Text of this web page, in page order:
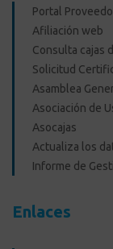
Portal
Afiliación web
Consulta cajas
Solicitud
Asamblea
Asociación de
Asocajas
Actualiza los
Informe de
Enlaces